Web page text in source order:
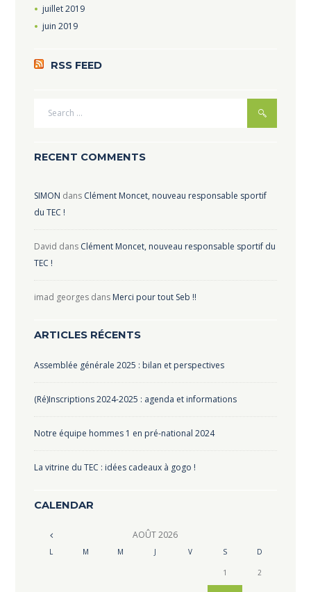
juillet2019
juin 2019
RSS FEED
RECENT COMMENTS
SIMON dans Clément Moncet, nouveau responsable sportif
du TEC !
David dans Clément Moncet, nouveau responsable sportif du
TEC !
imad georgesdans Merci pour tout Seb !!
ARTICLES RÉCENTS
Assemblée générale 2025 : bilan et perspectives
(Ré)Inscriptions 2024-2025 : agenda et informations
Notre équipe hommes 1 en pré-national 2024
La vitrine du TEC : idées cadeaux à gogo !
CALENDAR
AOÛT2026
L M M J V S D
1 2